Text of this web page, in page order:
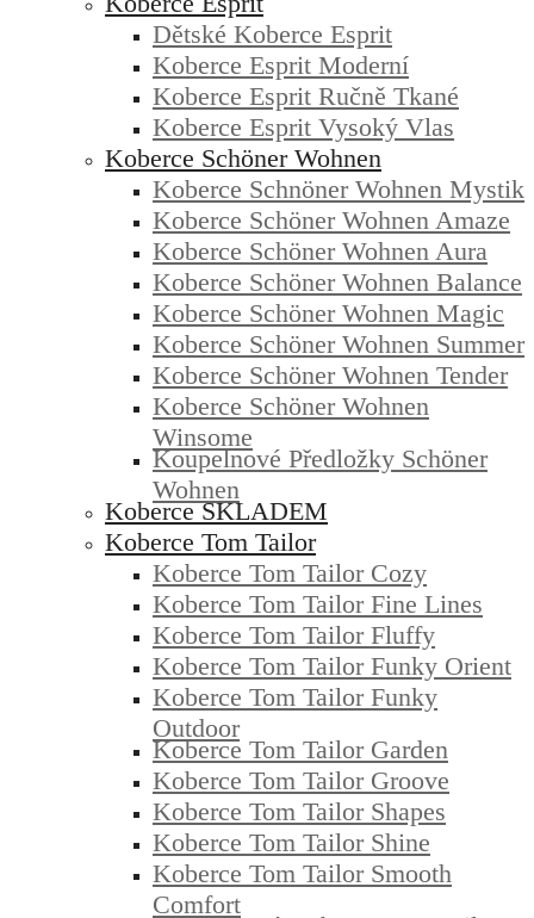
Dětské Koberce Esprit
Koberce Esprit Moderní
Koberce Esprit Ručně Tkané
Koberce Esprit Vysoký Vlas
Koberce Schöner Wohnen
Koberce Schnöner Wohnen Mystik
Koberce Schöner Wohnen Amaze
Koberce Schöner Wohnen Aura
Koberce Schöner Wohnen Balance
Koberce Schöner Wohnen Magic
Koberce Schöner Wohnen Summer
Koberce Schöner Wohnen Tender
Koberce Schöner Wohnen
Winsome
Koupelnové Předložky Schöner
Wohnen
Koberce SKLADEM
Koberce Tom Tailor
Koberce Tom Tailor Cozy
Koberce Tom Tailor Fine Lines
Koberce Tom Tailor Fluffy
Koberce Tom Tailor Funky Orient
Koberce Tom Tailor Funky
Outdoor
Koberce Tom Tailor Garden
Koberce Tom Tailor Groove
Koberce Tom Tailor Shapes
Koberce Tom Tailor Shine
Koberce Tom Tailor Smooth
Comfort